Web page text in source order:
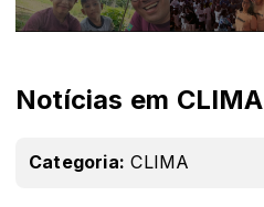
Notícias em CLIMA
Categoria: CLIMA